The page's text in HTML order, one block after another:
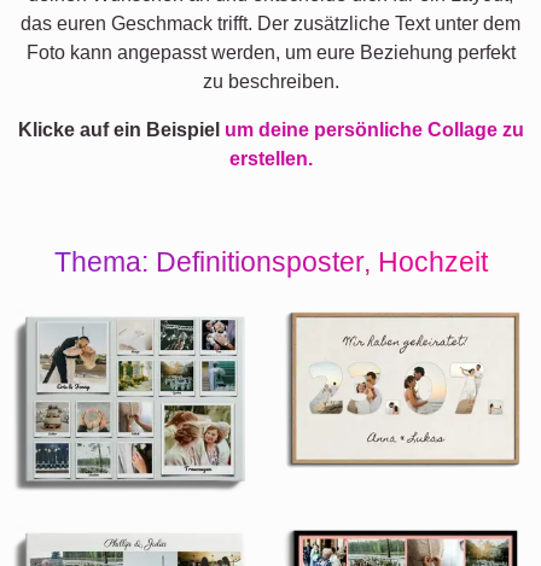
das euren Geschmack trifft. Der zusätzliche Text unter dem
Foto kann angepasst werden, um eure Beziehung perfekt
zu beschreiben.
Klicke auf ein Beispiel um deine persönliche Collage zu
erstellen.
Thema: Definitionsposter, Hochzeit